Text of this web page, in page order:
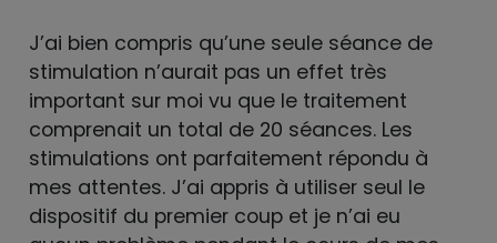
J’ai bien compris qu’une seule séance de
stimulation n’aurait pas un effet très
important sur moi vu que le traitement
comprenait un total de 20 séances. Les
stimulations ont parfaitement répondu à
mes attentes. J’ai appris à utiliser seul le
dispositif du premier coup et je n’ai eu